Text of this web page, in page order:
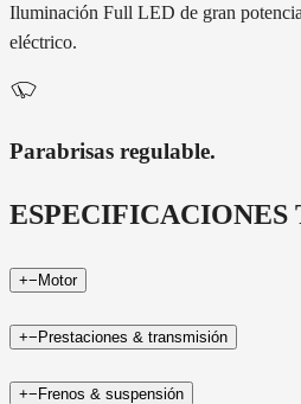
Iluminación Full LED de gran
eléctrico.
Parabrisas regulable.
ESPECIFICACIONES
+− Motor
+− Prestaciones & transmisión
+−Frenos & suspensión